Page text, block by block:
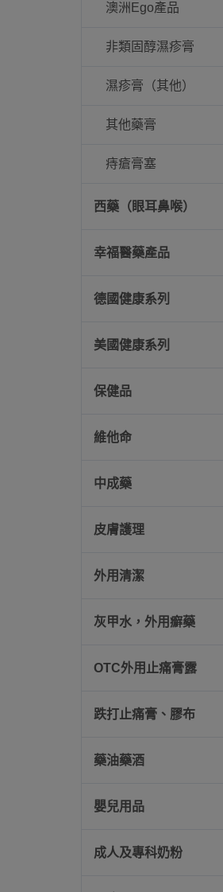
澳洲Ego產品
非類固醇濕疹膏
濕疹膏（其他）
其他藥膏
痔瘡膏塞
西藥（眼耳鼻喉）
幸福醫藥產品
德國健康系列
美國健康系列
保健品
維他命
中成藥
皮膚護理
外用清潔
灰甲水，外用癬藥
OTC外用止痛膏露
跌打止痛膏、膠布
藥油藥酒
嬰兒用品
成人及專科奶粉